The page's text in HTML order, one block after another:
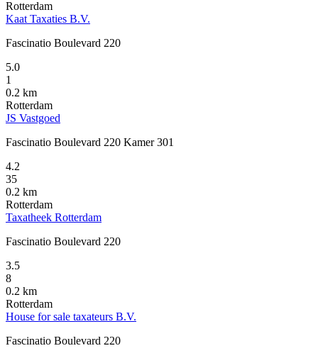
Rotterdam
Kaat Taxaties B.V.
Fascinatio Boulevard 220
5.0
1
0.2 km
Rotterdam
JS Vastgoed
Fascinatio Boulevard 220 Kamer 301
4.2
35
0.2 km
Rotterdam
Taxatheek Rotterdam
Fascinatio Boulevard 220
3.5
8
0.2 km
Rotterdam
House for sale taxateurs B.V.
Fascinatio Boulevard 220